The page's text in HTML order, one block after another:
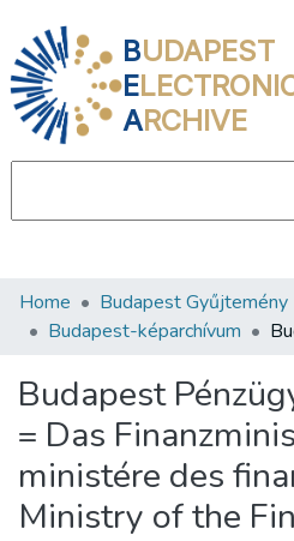
BUDAPEST
E
ARCHIVE
Communities & Collections
Statistics
About us
Home Budapest Gyűjtemény
Budapest-képarchívum
Budapest
= Das
ministére des
Ministry of the